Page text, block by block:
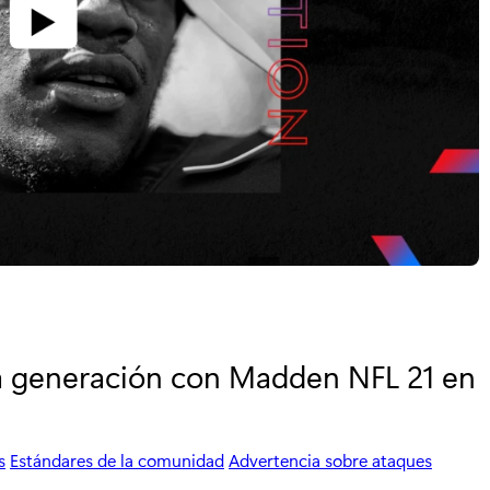
con Madden NFL 21 en
Estándares de la comunidadAdvertencia sobre ataques